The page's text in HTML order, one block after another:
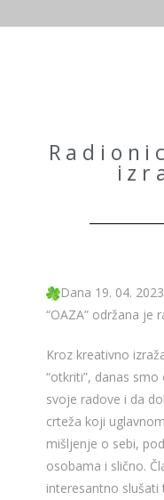
O
Dana 19. 04.
“OAZA” održana je
Kroz kreativno
“otkriti”, danas
svoje radove i da
crteža koji
mišljenje o sebi,
osobama i slično.
interesantno